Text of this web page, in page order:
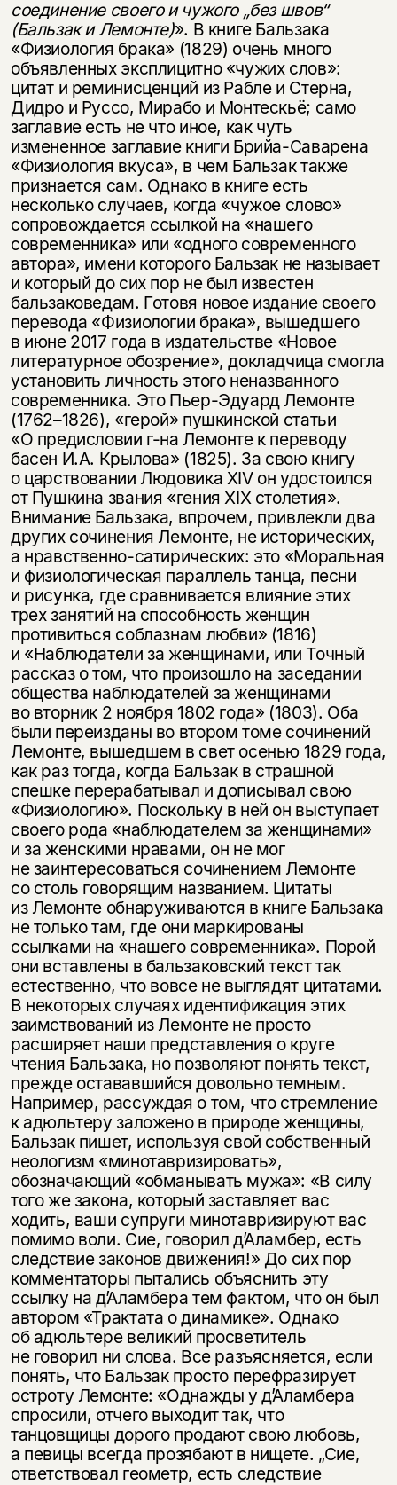
соединение своего и чужого „без швов“
(Бальзак и Лемонте)». В книге Бальзака
«Физиология брака» (1829) очень много
объявленных эксплицитно «чужих слов»:
цитат и реминисценций из Рабле и Стерна,
Дидро и Руссо, Мирабо и Монтескьё; само
заглавие есть не что иное, как чуть
измененное заглавие книги Брийа-Саварена
«Физиология вкуса», в чем Бальзак также
признается сам. Однако в книге есть
несколько случаев, когда «чужое слово»
сопровождается ссылкой на «нашего
современника» или «одного современного
автора», имени которого Бальзак не называет
и который до сих пор не был известен
бальзаковедам. Готовя новое издание своего
перевода «Физиологии брака», вышедшего
в июне 2017 года в издательстве «Новое
литературное обозрение», докладчица смогла
установить личность этого неназванного
современника. Это Пьер-Эдуард Лемонте
(1762–1826), «герой» пушкинской статьи
«О предисловии г-на Лемонте к переводу
басен И.А. Крылова» (1825). За свою книгу
о царствовании Людовика XIV он удостоился
от Пушкина звания «гения XIX столетия».
Внимание Бальзака, впрочем, привлекли два
других сочинения Лемонте, не исторических,
а нравственно-сатирических: это «Моральная
и физиологическая параллель танца, песни
и рисунка, где сравнивается влияние этих
трех занятий на способность женщин
противиться соблазнам любви» (1816)
и «Наблюдатели за женщинами, или Точный
рассказ о том, что произошло на заседании
общества наблюдателей за женщинами
во вторник 2 ноября 1802 года» (1803). Оба
были переизданы во втором томе сочинений
Лемонте, вышедшем в свет осенью 1829 года,
как раз тогда, когда Бальзак в страшной
спешке перерабатывал и дописывал свою
«Физиологию». Поскольку в ней он выступает
своего рода «наблюдателем за женщинами»
и за женскими нравами, он не мог
не заинтересоваться сочинением Лемонте
со столь говорящим названием. Цитаты
из Лемонте обнаруживаются в книге Бальзака
не только там, где они маркированы
ссылками на «нашего современника». Порой
они вставлены в бальзаковский текст так
естественно, что вовсе не выглядят цитатами.
В некоторых случаях идентификация этих
заимствований из Лемонте не просто
расширяет наши представления о круге
чтения Бальзака, но позволяют понять текст,
прежде остававшийся довольно темным.
Например, рассуждая о том, что стремление
к адюльтеру заложено в природе женщины,
Бальзак пишет, используя свой собственный
неологизм «минотавризировать»,
обозначающий «обманывать мужа»: «В силу
того же закона, который заставляет вас
ходить, ваши супруги минотавризируют вас
помимо воли. Сие, говорил д’Аламбер, есть
следствие законов движения!» До сих пор
комментаторы пытались объяснить эту
ссылку на д’Аламбера тем фактом, что он был
автором «Трактата о динамике». Однако
об адюльтере великий просветитель
не говорил ни слова. Все разъясняется, если
понять, что Бальзак просто перефразирует
остроту Лемонте: «Однажды у д’Аламбера
спросили, отчего выходит так, что
танцовщицы дорого продают свою любовь,
а певицы всегда прозябают в нищете. „Сие,
ответствовал геометр, есть следствие
Подписка на рассылку
Раз в неделю мы отправляем рассылку
о книгах и событиях «НЛО».
За подписку дарим промокод на
скидку 15%
Я соглашаюсь с Политикой конфиденциальности
подписаться
Этой книги временно
нет в продаже.
Вы можете подписаться на
уведомления, и при поступлении книги
на склад получить письмо на указанный
электронный адрес.
Я соглашаюсь сПолитикой конфиденциальности
подписаться
Эта книга
не предназначена для
несовершеннолетних
Скажите, пожалуйста,
вам уже исполнилось 18 лет?
да
нет, вернуться назад